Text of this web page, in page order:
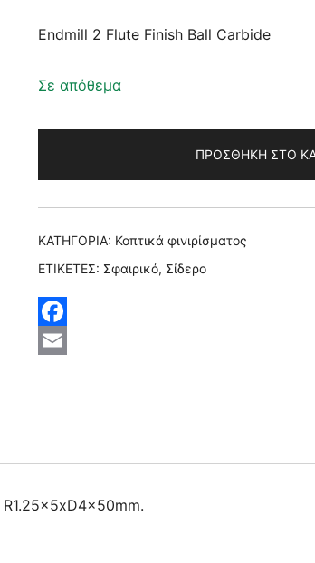
Endmill 2 Flute Finish Ball Carbide
Σε απόθεμα
ΠΡΟΣΘΉΚΗ ΣΤΟ
ΚΑΤΗΓΟΡΊΑ: Κοπτικά φινιρίσματος
ΕΤΙΚΈΤΕΣ: Σφαιρικό, Σίδερο
Facebook
R1.25x5xD4x50mm.